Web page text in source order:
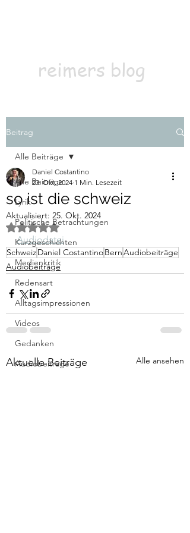
reimers blog
Beitrag
Alle Beiträge
Lyrik
Politische Betrachtungen
Kurzgeschichten
Medienkritik
Redensart
Alltagsimpressionen
Videos
Gedanken
Audiobeiträge
Alle Beiträge
so ist die schweiz
Daniel Costantino
23. Okt. 2024 1 Min. Lesezeit
Aktualisiert: 25. Okt. 2024
Mit NaN von 5 Sternen bewertet.
Audiodatei
SchweizDaniel CostantinoBernAudiobeiträge
Audiobeiträge
Aktuelle Beiträge Alle ansehen